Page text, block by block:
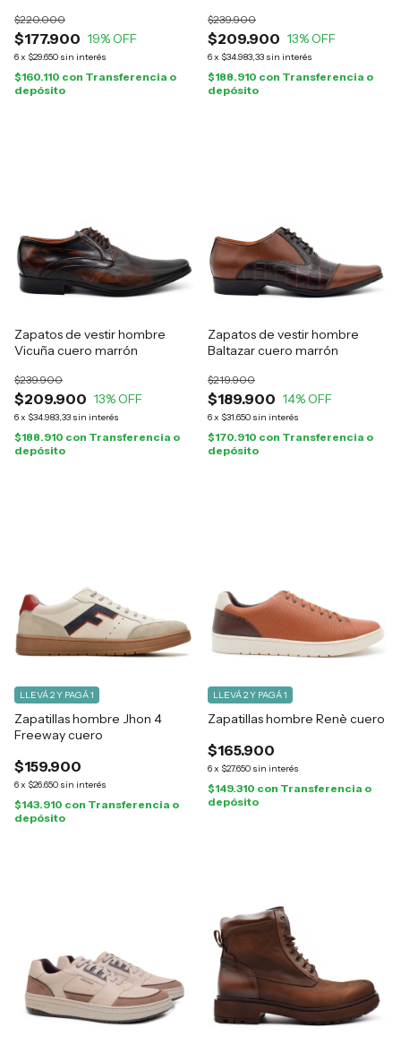
$177.900
$220.000
19% OFF
6x $29.650 sin interés
$160.110 con Transferencia o
depósito
$209.900
$239.900
13% OFF
6x $34.983,33 sin interés
$188.910 con Transferencia o
depósito
Zapatos de vestir hombre
Vicuña cuero marrón
$209.900
$239.900
13% OFF
6x $34.983,33 sin interés
$188.910 con Transferencia o
depósito
Zapatos de vestir hombre
Baltazar cuero marrón
$189.900
$219.900
14% OFF
6x $31.650 sin interés
$170.910 con Transferencia o
depósito
Zapatillas hombre Jhon 4
Freeway cuero
$159.900
6x $26.650 sin interés
LLEVÁ 2 Y PAGÁ 1
$143.910 con Transferencia o
depósito
Zapatillas hombre Renè cuero
$165.900
6x $27.650 sin interés
LLEVÁ 2 Y PAGÁ 1
$149.310 con Transferencia o
depósito